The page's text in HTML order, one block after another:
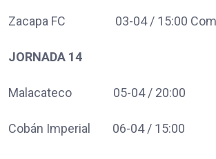
Zacapa FC 03-04 / 15:00
JORNADA 14
Malacateco 05-04 / 20:00
Cobán Imperial 06-04 / 15:00